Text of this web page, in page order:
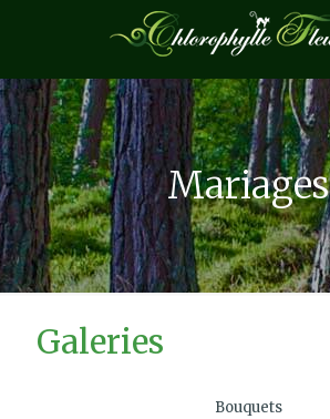
Mariages
Galeries
Bouquets